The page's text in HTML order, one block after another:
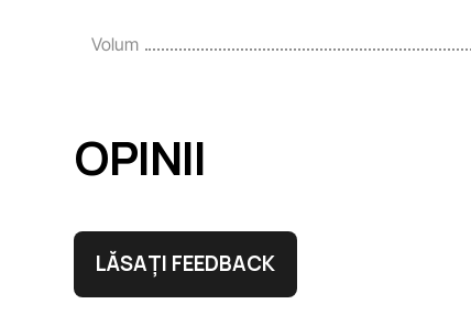
Volum
OPINII
LĂSAȚI FEEDBACK